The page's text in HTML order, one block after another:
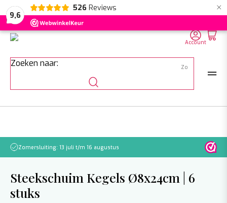
9,6
526 Reviews ×
NL EN DE
Zoeken naar:
Account
Zomersluiting: 13 juli t/m 16 augustus Let
Steekschuim Kegels Ø8x24cm | 6
stuks